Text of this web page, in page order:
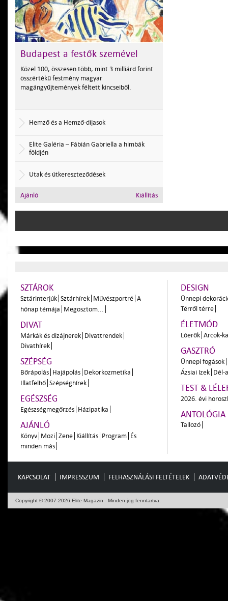
Budapest a festők szemével
Közel 100, összesen több, mint 3 milliárd forint
összértékű festmény magyar
magángyűjtemények féltett kincseiből.
Hemző és a Hemző-díjasok
Elite Galéria – Fábián Gabriella a himbák
földjén
Utak és útkereszteződések
Ajánló Kiállítás
SZTÁROK
Sztárinterjúk Sztárhírek Művészportré A
hónap témája Megosztom...
DIVAT
Márkák és dizájnerek Divattrendek
Divathírek
SZÉPSÉG
Bőrápolás Hajápolás Dekorkozmetika
Illatfelhő Szépséghírek
EGÉSZSÉG
Egészségmegőrzés Házipatika
AJÁNLÓ
Könyv Mozi Zene Kiállítás Program És
minden más
DESIGN
Ünnepi
Térről térre
ÉLETMÓD
Lóerők Arcok-
GASZTRÓ
Ünnepi fogások
Ázsiai ízek Dél-
TEST &
2026. évi
ANTOLÓGIA
Tallozó
KAPCSOLAT IMPRESSZUM FELHASZNÁLÁSI FELTÉTELEK
Copyright © 2007-2026 Elite Magazin - Minden jog fenntartva.